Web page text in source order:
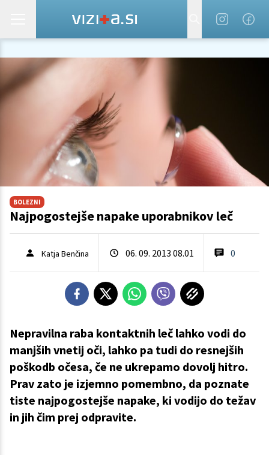
BOLEZNI
Najpogostejše napake uporabnikov leč
Katja Benčina 06. 09. 2013 08.01 0
Nepravilna raba kontaktnih leč lahko vodi do
manjših vnetij oči, lahko pa tudi do resnejših
poškodb očesa, če ne ukrepamo dovolj hitro.
Prav zato je izjemno pomembno, da poznate
tiste najpogostejše napake, ki vodijo do težav
in jih čim prej odpravite.